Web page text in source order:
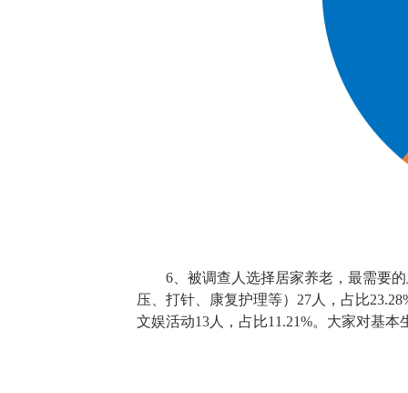
6、被调查人选择居家养老，最需要
压、打针、康复护理等）27人，占比
文娱活动13人，占比11.21%。大家对基